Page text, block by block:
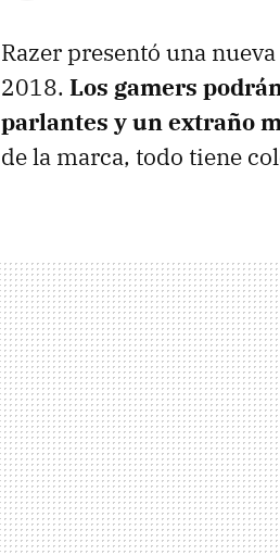
Razer presentó una
2018. Los gamers
parlantes y un extraño
de la marca, todo tiene